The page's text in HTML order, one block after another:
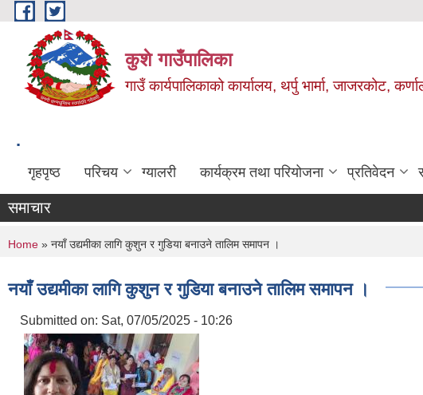
Skip to main content
कुशे गाउँपालिका
गाउँ कार्यपालिकाको कार्यालय, थर्पु भार्मा, जाजरकोट,
.
गृहपृष्ठ परिचय ग्यालरी कार्यक्रम तथा परियोजना प्रतिवेदन
समाचार
You are here
Home » नयाँ उद्यमीका लागि कुशुन र गुडिया बनाउने तालिम समापन ।
नयाँ उद्यमीका लागि कुशुन र गुडिया बनाउने तालिम समापन ।
Submitted on: Sat, 07/05/2025 - 10:26